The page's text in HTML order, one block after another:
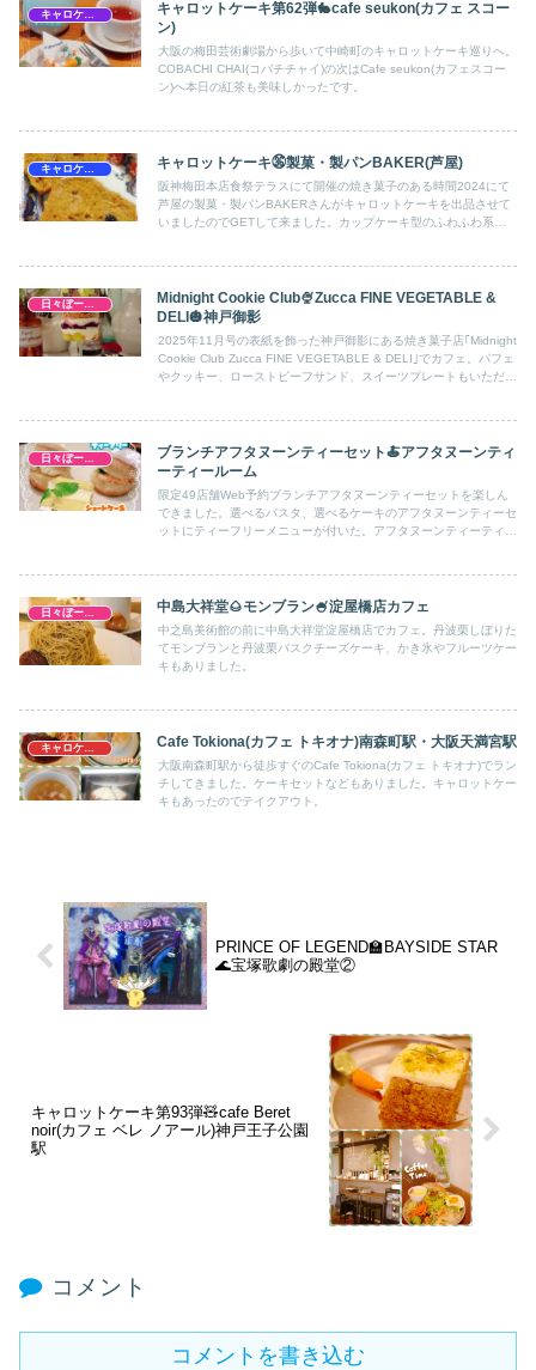
キャロケ大阪梅田
キャロットケーキ第62弾🐇cafe seukon(カフェ スコー
ン)
大阪の梅田芸術劇場から歩いて中崎町のキャロットケーキ巡りへ。
COBACHI CHAI(コバチチャイ)の次はCafe seukon(カフェスコー
ン)へ本日の紅茶も美味しかったです。
キャロケ兵庫 キャロットケーキ㊱製菓・製パンBAKER(芦屋)
阪神梅田本店食祭テラスにて開催の焼き菓子のある時間2024にて
芦屋の製菓・製パンBAKERさんがキャロットケーキを出品させて
いましたのでGETして来ました。カップケーキ型のふわふわ系。
日々ぼーのぼーの
Midnight Cookie Club🍨Zucca FINE VEGETABLE &
DELI🎃神戸御影
2025年11月号の表紙を飾った神戸御影にある焼き菓子店｢Midnight
Cookie Club Zucca FINE VEGETABLE & DELI｣でカフェ。パフェ
やクッキー、ローストビーフサンド、スイーツプレートもいただき
ブランチアフタヌーンティーセット🍝アフタヌーンティ
ーティールーム
限定49店舗Web予約ブランチアフタヌーンティーセットを楽しん
できました。選べるパスタ、選べるケーキのアフタヌーンティーセ
ットにティーフリーメニューが付いた。アフタヌーンティーティー
中島大祥堂🌰モンブラン🍧淀屋橋店カフェ
中之島美術館の前に中島大祥堂淀屋橋店でカフェ。丹波栗しぼりた
てモンブランと丹波栗バスクチーズケーキ、かき氷やフルーツケー
キもありました。
Cafe Tokiona(カフェ トキオナ)南森町駅・大阪天満宮駅
大阪南森町駅から徒歩すぐのCafe Tokiona(カフェ トキオナ)でラン
チしてきました。ケーキセットなどもありました。キャロットケー
キもあったのでテイクアウト。
PRINCE OF LEGEND🏫BAYSIDE STAR
🌊宝塚歌劇の殿堂②
キャロットケーキ第93弾🧸cafe Beret
noir(カフェ ベレ ノアール)神戸王子公園
駅
コメント
コメントを書き込む